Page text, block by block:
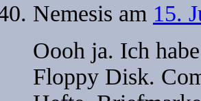
Nemesis am 15.
Oooh ja. Ich
Floppy Disk.